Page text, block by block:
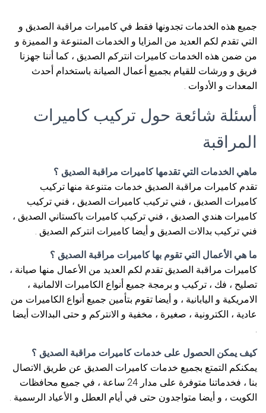
جميع هذه الخدمات تجدونها فقط في كاميرات مراقبة الصديق و
التي تقدم لكم العديد من المزايا و الخدمات المتنوعة و المميزة و
من ضمن هذه الخدمات كاميرات انتركم الصديق ، كما أننا جهزنا
فريق و ورشات للقيام بجميع أعمال الصيانة باستخدام أحدث
المعدات و الأدوات .
أسئلة شائعة حول تركيب كاميرات
المراقبة
ماهي الخدمات التي تقدمها كاميرات مراقبة الصديق ؟
تقدم كاميرات مراقبة الصديق خدمات متنوعة منها تركيب
كاميرات الصديق ، فني تركيب كاميرات الصديق ، فني تركيب
كاميرات هندي الصديق ، فني تركيب كاميرات باكستاني الصديق ،
فني تركيب بدالات الصديق و أيضا كاميرات انتركم الصديق .
ما هي الأعمال التي تقوم بها كاميرات مراقبة الصديق ؟
كاميرات مراقبة الصديق تقدم لكم العديد من الأعمال منها صيانة ،
تصليح ، فك ، تركيب و برمجة جميع أنواع الكاميرات الالمانية ،
الامريكية و اليابانية ، و أيضا تقوم بتأمين جميع أنواع الكاميرات من
عادية ، الكترونية ، صغيرة ، مخفية و الانتركم و حتى البدالات أيضا
.
كيف يمكن الحصول على خدمات كاميرات مراقبة الصديق ؟
يمكنكم التمتع بجميع خدمات كاميرات الصديق عن طريق الاتصال
بنا ، فخدماتنا متوفرة على مدار 24 ساعة ، في جميع محافظات
الكويت ، و أيضا متواجدون حتى في أيام العطل و الأعياد الرسمية .